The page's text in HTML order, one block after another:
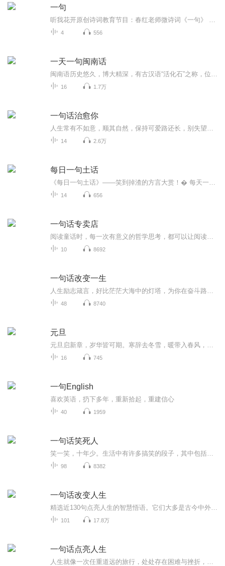
一句
4 556
一天一句闽南话
16 1.7万
一句话治愈你
14 2.6万
每日一句土话
14 656
一句话专卖店
10 8692
一句话改变一生
48 8740
元旦
16 745
一句English
喜欢英语，扔下多年，重新拾起，重建信心
40 1959
一句话笑死人
98 8382
一句话改变人生
101 17.8万
一句话点亮人生